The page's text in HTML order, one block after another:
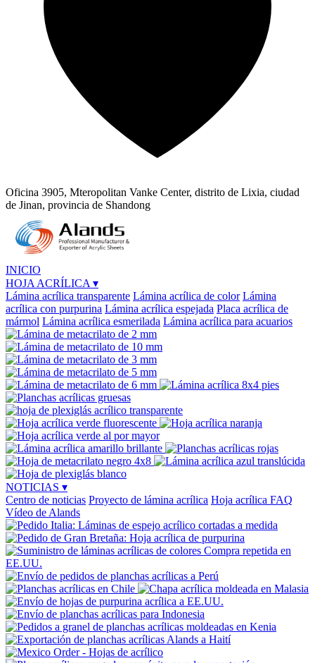
Oficina 3905, Mteropolitan Vanke Center, distrito de Lixia, ciudad
de Jinan, provincia de Shandong
INICIO
HOJA ACRÍLICA ▾
Lámina acrílica transparente Lámina acrílica de color Lámina
acrílica con purpurina Lámina acrílica espejada Placa acrílica de
mármol Lámina acrílica esmerilada Lámina acrílica para acuarios
NOTICIAS ▾
Centro de noticias Proyecto de lámina acrílica Hoja acrílica FAQ
Vídeo de Alands